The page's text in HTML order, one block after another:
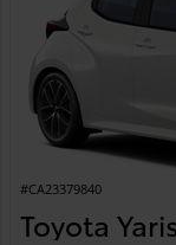
#CA23379840
Toyota Yaris